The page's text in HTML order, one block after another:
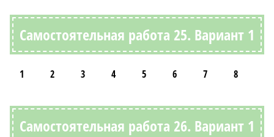
Самостоятельная работа 25. Вариант 1
1 2 3 4 5 6 7 8
Самостоятельная работа 26. Вариант 1